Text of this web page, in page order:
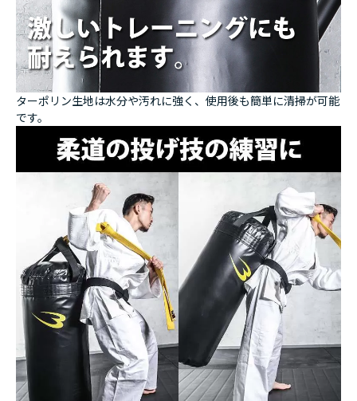
ターポリン生地は水分や汚れに強く、使用後も簡単に清掃が可能
です。